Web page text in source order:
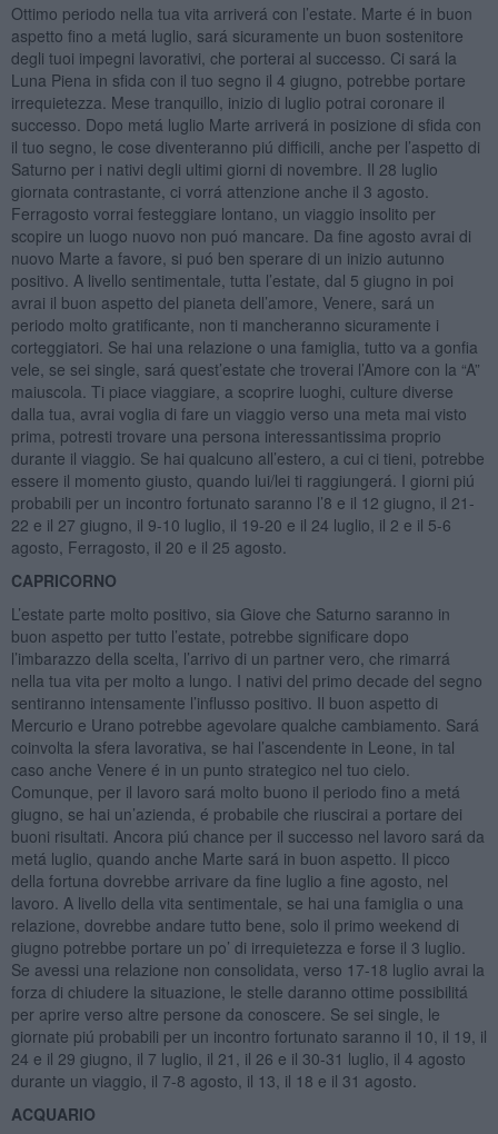
Ottimo periodo nella tua vita arriverá con l’estate. Marte é in buon
aspetto fino a metá luglio, sará sicuramente un buon sostenitore
degli tuoi impegni lavorativi, che porterai al successo. Ci sará la
Luna Piena in sfida con il tuo segno il 4 giugno, potrebbe portare
irrequietezza. Mese tranquillo, inizio di luglio potrai coronare il
successo. Dopo metá luglio Marte arriverá in posizione di sfida con
il tuo segno, le cose diventeranno piú difficili, anche per l’aspetto di
Saturno per i nativi degli ultimi giorni di novembre. Il 28 luglio
giornata contrastante, ci vorrá attenzione anche il 3 agosto.
Ferragosto vorrai festeggiare lontano, un viaggio insolito per
scopire un luogo nuovo non puó mancare. Da fine agosto avrai di
nuovo Marte a favore, si puó ben sperare di un inizio autunno
positivo. A livello sentimentale, tutta l’estate, dal 5 giugno in poi
avrai il buon aspetto del pianeta dell’amore, Venere, sará un
periodo molto gratificante, non ti mancheranno sicuramente i
corteggiatori. Se hai una relazione o una famiglia, tutto va a gonfia
vele, se sei single, sará quest’estate che troverai l’Amore con la “A”
maiuscola. Ti piace viaggiare, a scoprire luoghi, culture diverse
dalla tua, avrai voglia di fare un viaggio verso una meta mai visto
prima, potresti trovare una persona interessantissima proprio
durante il viaggio. Se hai qualcuno all’estero, a cui ci tieni, potrebbe
essere il momento giusto, quando lui/lei ti raggiungerá. I giorni piú
probabili per un incontro fortunato saranno l’8 e il 12 giugno, il 21-
22 e il 27 giugno, il 9-10 luglio, il 19-20 e il 24 luglio, il 2 e il 5-6
agosto, Ferragosto, il 20 e il 25 agosto.
CAPRICORNO
L’estate parte molto positivo, sia Giove che Saturno saranno in
buon aspetto per tutto l’estate, potrebbe significare dopo
l’imbarazzo della scelta, l’arrivo di un partner vero, che rimarrá
nella tua vita per molto a lungo. I nativi del primo decade del segno
sentiranno intensamente l’influsso positivo. Il buon aspetto di
Mercurio e Urano potrebbe agevolare qualche cambiamento. Sará
coinvolta la sfera lavorativa, se hai l’ascendente in Leone, in tal
caso anche Venere é in un punto strategico nel tuo cielo.
Comunque, per il lavoro sará molto buono il periodo fino a metá
giugno, se hai un’azienda, é probabile che riuscirai a portare dei
buoni risultati. Ancora piú chance per il successo nel lavoro sará da
metá luglio, quando anche Marte sará in buon aspetto. Il picco
della fortuna dovrebbe arrivare da fine luglio a fine agosto, nel
lavoro. A livello della vita sentimentale, se hai una famiglia o una
relazione, dovrebbe andare tutto bene, solo il primo weekend di
giugno potrebbe portare un po’ di irrequietezza e forse il 3 luglio.
Se avessi una relazione non consolidata, verso 17-18 luglio avrai la
forza di chiudere la situazione, le stelle daranno ottime possibilitá
per aprire verso altre persone da conoscere. Se sei single, le
giornate piú probabili per un incontro fortunato saranno il 10, il 19, il
24 e il 29 giugno, il 7 luglio, il 21, il 26 e il 30-31 luglio, il 4 agosto
durante un viaggio, il 7-8 agosto, il 13, il 18 e il 31 agosto.
ACQUARIO